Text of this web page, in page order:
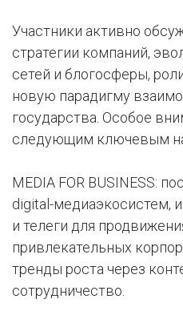
Участники активно
стратегии компаний,
сетей и блогосферы,
новую парадигму
государства. Особое
следующим ключевым
MEDIA FOR BUSINESS:
digital-медиаэкосистем,
и телеги для
привлекательных
тренды роста через
сотрудничество.